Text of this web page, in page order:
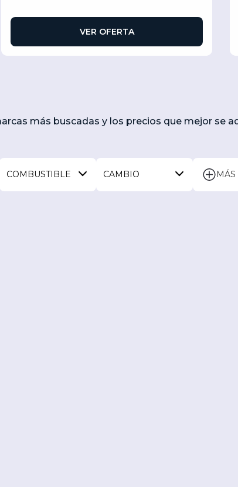
VER OFERTA
más buscadas y los precios que mejor se
COMBUSTIBLE CAMBIO MÁS